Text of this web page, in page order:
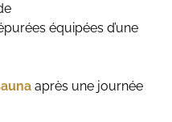
équipées d’une
après une journée